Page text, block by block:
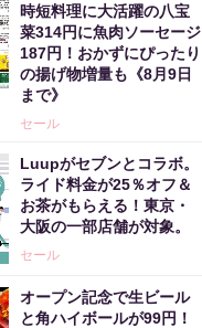
時短料理に大活躍の八宝
菜314円に魚肉ソーセージ
187円！おかずにぴったり
の揚げ物増量も《8月9日
まで》
セール
Luupがセブンとコラボ。
ライド料金が25％オフ＆
お茶がもらえる！東京・
大阪の一部店舗が対象。
セール
オープン記念で生ビール
と角ハイボールが99円！